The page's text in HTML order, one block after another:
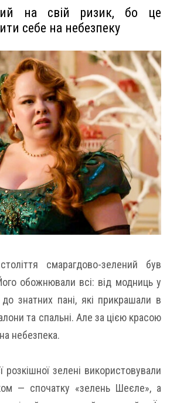
на свій ризик, бо це
себе на небезпеку
смарагдово-зелений був
обожнювали всі: від модниць у
знатних пані, які прикрашали в
та спальні. Але за цією красою
небезпека.
розкішної зелені використовували
— спочатку «зелень Шеєле», а